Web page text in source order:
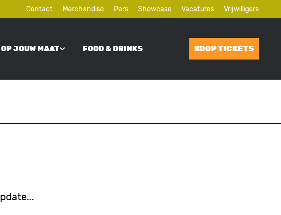
Contact Merchandise Pers Showcase Vacatures Vrijwilligers
OP JOUW MAAT FOOD & DRINKS KOOP TICKETS